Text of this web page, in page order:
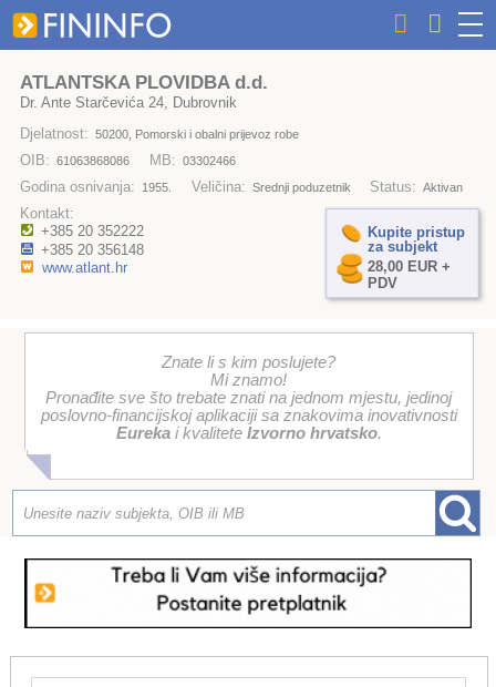
ATLANTSKA PLOVIDBA d.d.
Dr. Ante Starčevića 24, Dubrovnik
Djelatnost: 50200, Pomorski i obalni prijevoz robe
OIB: 61063868086 MB: 03302466
Godina osnivanja: 1955. Veličina: Srednji poduzetnik Status: Aktivan
Kontakt:
+385 20 352222
+385 20 356148
www.atlant.hr
Kupite pristup
za subjekt
28,00 EUR +
PDV
Znate li s kim poslujete?
Mi znamo!
Pronađite sve što trebate znati na jednom mjestu, jedinoj
poslovno-financijskoj aplikaciji sa znakovima inovativnosti
Eurekai kvalitete Izvorno hrvatsko.